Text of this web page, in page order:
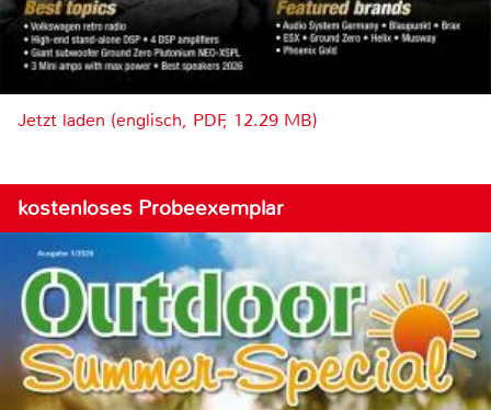
Jetzt laden (englisch, PDF, 12.29 MB)
kostenloses Probeexemplar